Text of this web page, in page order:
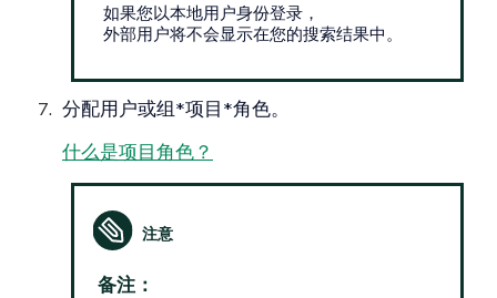
如果您以本地用户身份登录，
外部用户将不会显示在您的搜索结果中。
分配用户或组*项目*角色。
什么是项目角色？
备注：